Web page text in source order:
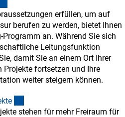
erfüllen, um auf
berufen zu werden, bietet Ihnen
Programm an. Während Sie sich
Leitungsfunktion
damit Sie an einem Ort Ihrer
Projekte fortsetzen und Ihre
weiter steigern können.
e
stehen für mehr Freiraum für